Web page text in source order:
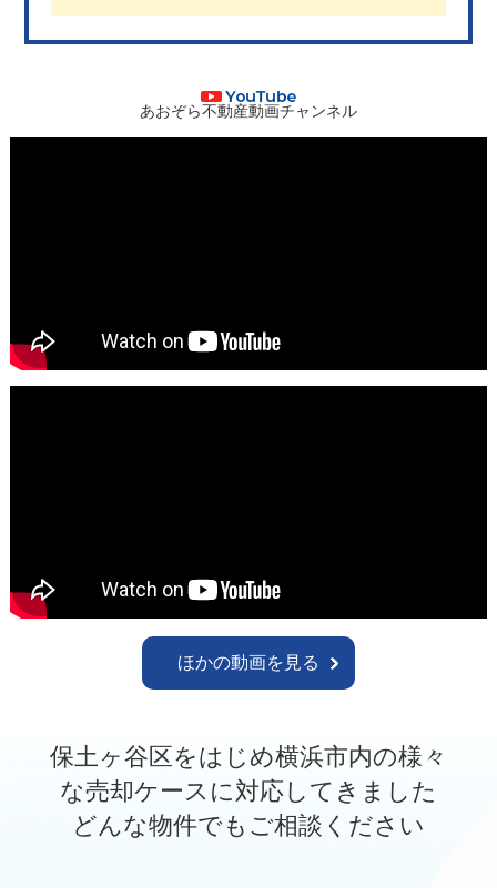
あおぞら不動産動画チャンネル
ほかの動画を見る
保土ヶ谷区をはじめ横浜市内の様々
な売却ケースに対応してきました
どんな物件でもご相談ください